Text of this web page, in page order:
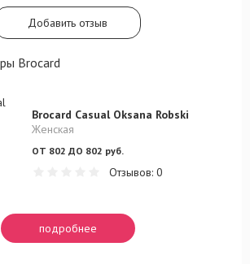
Добавить отзыв
Brocard
Brocard Casual Oksana Robski
Женская
ОТ 802 ДО 802 руб.
Отзывов: 0
подробнее